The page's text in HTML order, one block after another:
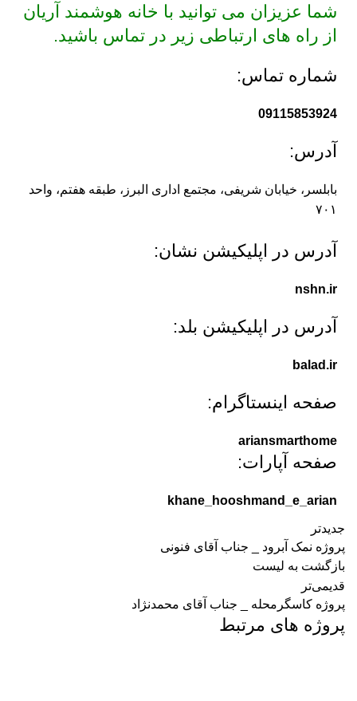
شما عزیزان می توانید با خانه هوشمند آریان
از راه های ارتباطی زیر در تماس باشید.
شماره تماس:
09115853924
آدرس:
بابلسر، خیابان شریفی، مجتمع اداری البرز، طبقه هفتم، واحد
۷۰۱
آدرس در اپلیکیشن نشان:
nshn.ir
آدرس در اپلیکیشن بلد:
balad.ir
صفحه اینستاگرام:
ariansmarthome
صفحه آپارات:
khane_hooshmand_e_arian
جدیدتر
پروژه نمک آبرود _ جناب آقای فنونی
بازگشت به لیست
قدیمی‌تر
پروژه کاسگرمحله _ جناب آقای محمدنژاد
پروژه های مرتبط